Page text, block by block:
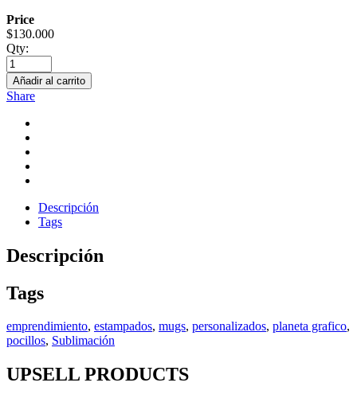
Price
$130.000
Qty:
Añadir al carrito
Share
Descripción
Tags
Descripción
Tags
emprendimiento, estampados, mugs, personalizados, planeta grafico,
pocillos, Sublimación
UPSELL PRODUCTS